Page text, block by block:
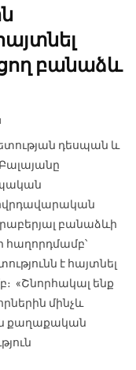
բանաձև
դեսպան և
բանաձևի
հաղորդմամբ՝
է հայտնել
«Շնորհակալ ենք
մինչև
քաղաքական